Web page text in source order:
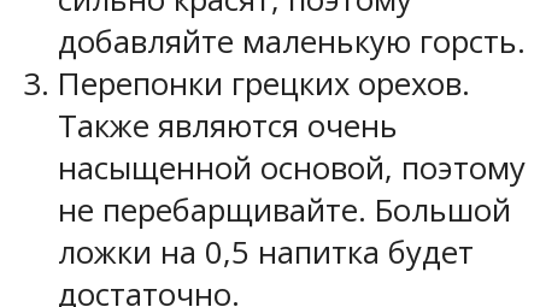
добавляйте маленькую горсть.
Перепонки грецких орехов.
Также являются очень
насыщенной основой, поэтому
не перебарщивайте. Большой
ложки на 0,5 напитка будет
достаточно.